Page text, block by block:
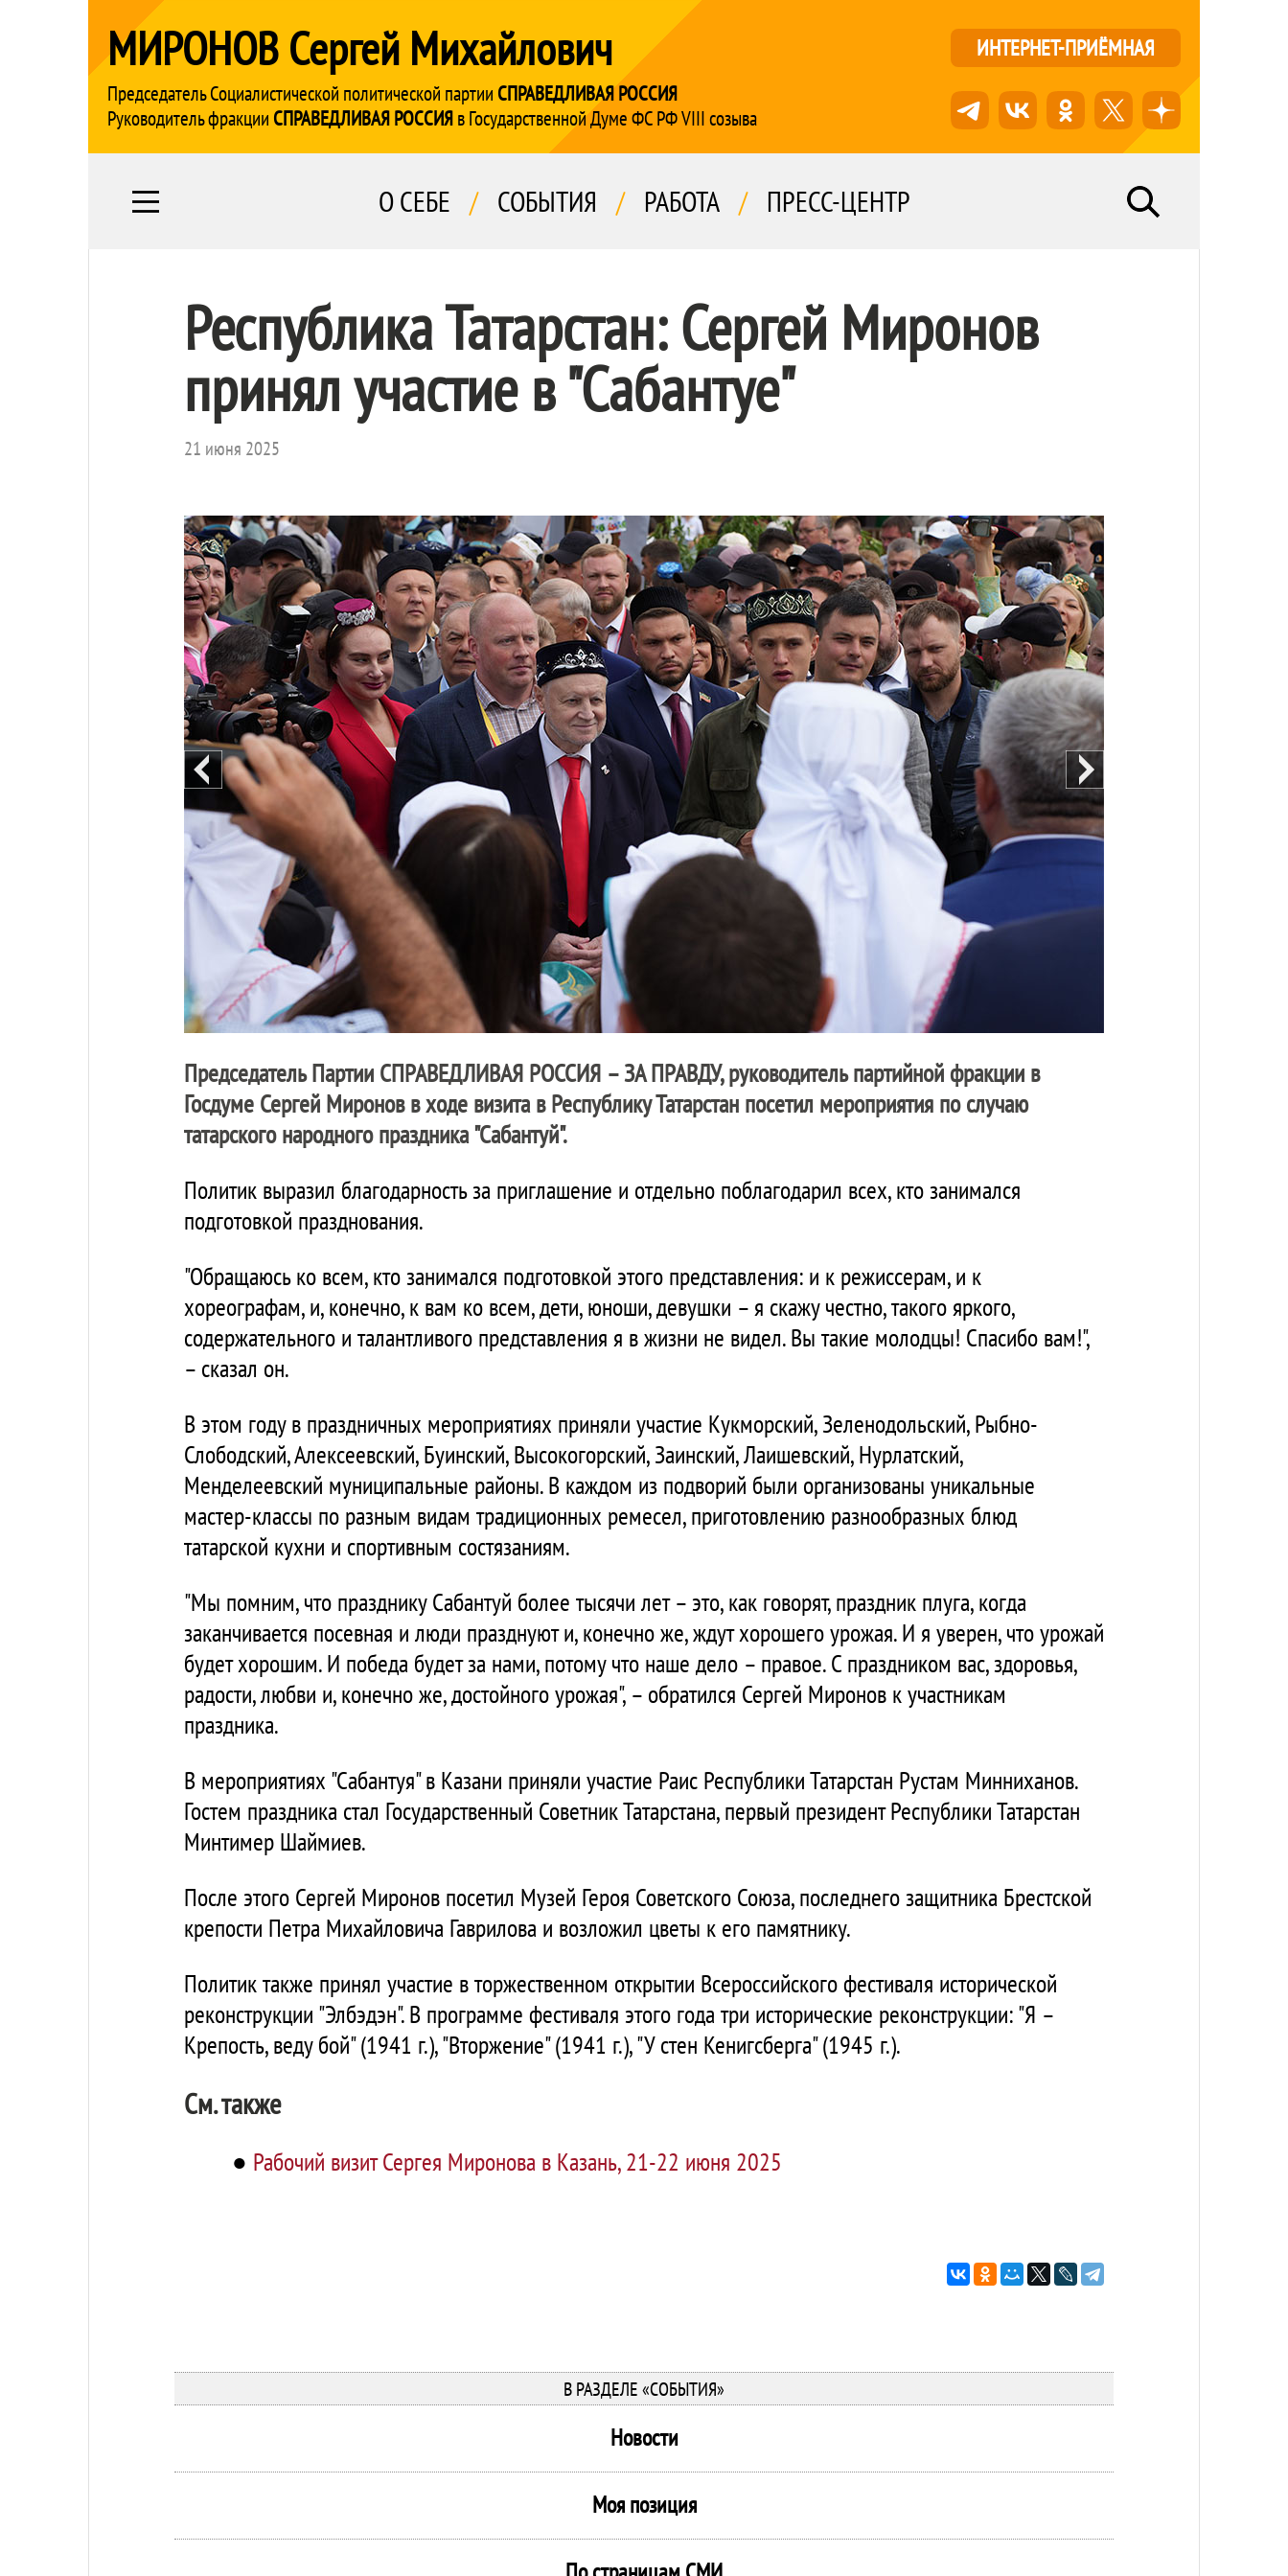
МИРОНОВ Сергей Михайлович
Председатель Социалистической политической партии СПРАВЕДЛИВАЯ РОССИЯ
Руководитель фракции СПРАВЕДЛИВАЯ РОССИЯв Государственной Думе ФС РФ VIII созыва
ИНТЕРНЕТ-ПРИЁМНАЯ
О СЕБЕ / СОБЫТИЯ / РАБОТА / ПРЕСС-ЦЕНТР
Республика Татарстан: Сергей Миронов
принял участие в "Сабантуе"
21 июня 2025
Председатель Партии СПРАВЕДЛИВАЯ РОССИЯ – ЗА ПРАВДУ, руководитель партийной фракции в
Госдуме Сергей Миронов в ходе визита в Республику Татарстан посетил мероприятия по случаю
татарского народного праздника "Сабантуй".
Политик выразил благодарность за приглашение и отдельно поблагодарил всех, кто занимался
подготовкой празднования.
"Обращаюсь ко всем, кто занимался подготовкой этого представления: и к режиссерам, и к
хореографам, и, конечно, к вам ко всем, дети, юноши, девушки – я скажу честно, такого яркого,
содержательного и талантливого представления я в жизни не видел. Вы такие молодцы! Спасибо вам!",
– сказал он.
В этом году в праздничных мероприятиях приняли участие Кукморский, Зеленодольский, Рыбно-
Слободский, Алексеевский, Буинский, Высокогорский, Заинский, Лаишевский, Нурлатский,
Менделеевский муниципальные районы. В каждом из подворий были организованы уникальные
мастер-классы по разным видам традиционных ремесел, приготовлению разнообразных блюд
татарской кухни и спортивным состязаниям.
"Мы помним, что празднику Сабантуй более тысячи лет – это, как говорят, праздник плуга, когда
заканчивается посевная и люди празднуют и, конечно же, ждут хорошего урожая. И я уверен, что урожай
будет хорошим. И победа будет за нами, потому что наше дело – правое. С праздником вас, здоровья,
радости, любви и, конечно же, достойного урожая", – обратился Сергей Миронов к участникам
праздника.
В мероприятиях "Сабантуя" в Казани приняли участие Раис Республики Татарстан Рустам Минниханов.
Гостем праздника стал Государственный Советник Татарстана, первый президент Республики Татарстан
Минтимер Шаймиев.
После этого Сергей Миронов посетил Музей Героя Советского Союза, последнего защитника Брестской
крепости Петра Михайловича Гаврилова и возложил цветы к его памятнику.
Политик также принял участие в торжественном открытии Всероссийского фестиваля исторической
реконструкции "Элбэдэн". В программе фестиваля этого года три исторические реконструкции: "Я –
Крепость, веду бой" (1941 г.), "Вторжение" (1941 г.), "У стен Кенигсберга" (1945 г.).
См. также
● Рабочий визит Сергея Миронова в Казань, 21-22 июня 2025
В РАЗДЕЛЕ «СОБЫТИЯ»
Новости
Моя позиция